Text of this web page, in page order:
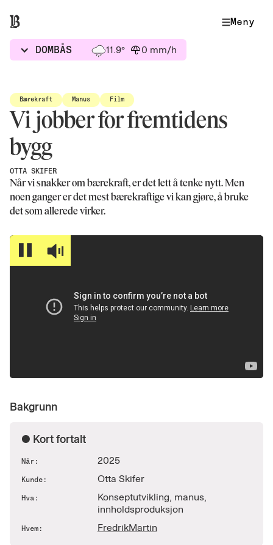
DOMBÅS 11.9° 0 mm/h
Meny
Bærekraft Manus Film
Vi jobber for fremtidens
bygg
OTTA SKIFER
Når vi snakker om bærekraft, er det lett å tenke nytt. Men
noen ganger er det mest bærekraftige vi kan gjøre, å bruke
det som allerede virker.
Bakgrunn
● Kort fortalt
Når: 2025
Kunde: Otta Skifer
Hva:
Konseptutvikling, manus,
innholdsproduksjon
Hvem: FredrikMartin